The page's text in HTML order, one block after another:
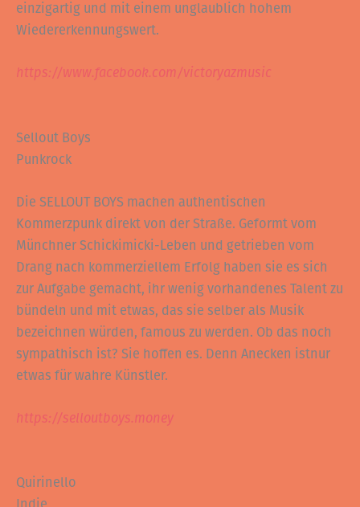
einzigartig und mit einem unglaublich hohem
Wiedererkennungswert.
https://www.facebook.com/victoryazmusic
Sellout Boys
Punkrock
Die SELLOUT BOYS machen authentischen
Kommerzpunk direkt von der Straße. Geformt vom
Münchner Schickimicki-Leben und getrieben vom
Drang nach kommerziellem Erfolg haben sie es sich
zur Aufgabe gemacht, ihr wenig vorhandenes Talent zu
bündeln und mit etwas, das sie selber als Musik
bezeichnen würden, famous zu werden. Ob das noch
sympathisch ist? Sie hoffen es. Denn Anecken istnur
etwas für wahre Künstler.
https://selloutboys.money
Quirinello